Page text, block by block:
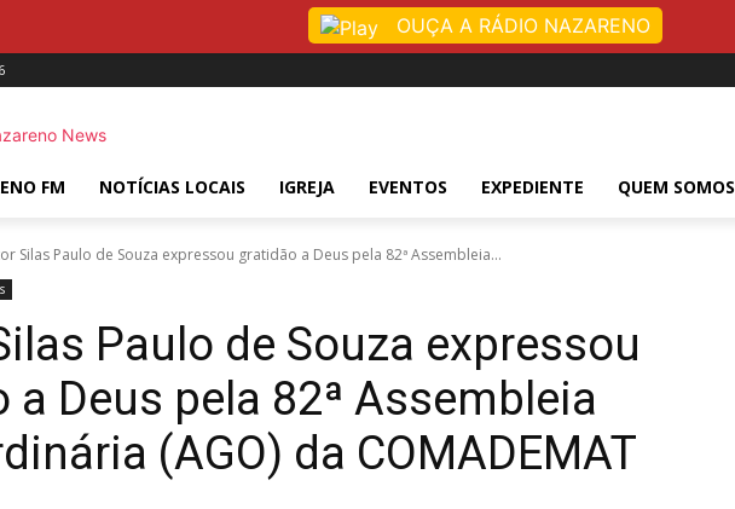
FM NOTÍCIAS LOCAIS IGREJA EVENTOS EXPEDIENTE QUEM SOMOS
Silas Paulo de Souza expressou gratidão a Deus pela 82ª Assembleia...
Paulo de Souza expressou
a Deus pela 82ª Assembleia
(AGO) da COMADEMAT
OUÇA A RÁDIO NAZARENO